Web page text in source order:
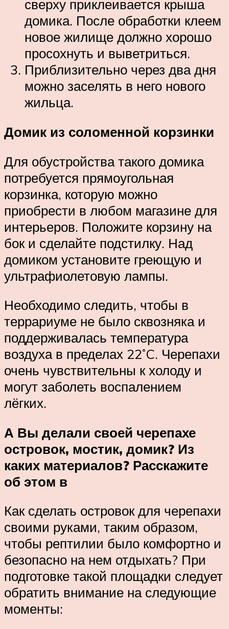
сверху приклеивается крыша
домика. После обработки клеем
новое жилище должно хорошо
просохнуть и выветриться.
Приблизительно через два дня
можно заселять в него нового
жильца.
Домик из соломенной корзинки
Для обустройства такого домика
потребуется прямоугольная
корзинка, которую можно
приобрести в любом магазине для
интерьеров. Положите корзину на
бок и сделайте подстилку. Над
домиком установите греющую и
ультрафиолетовую лампы.
Необходимо следить, чтобы в
террариуме не было сквозняка и
поддерживалась температура
воздуха в пределах 22˚C. Черепахи
очень чувствительны к холоду и
могут заболеть воспалением
лёгких.
А Вы делали своей черепахе
островок, мостик, домик? Из
каких материалов? Расскажите
об этом в
Как сделать островок для черепахи
своими руками, таким образом,
чтобы рептилии было комфортно и
безопасно на нем отдыхать? При
подготовке такой площадки следует
обратить внимание на следующие
моменты: